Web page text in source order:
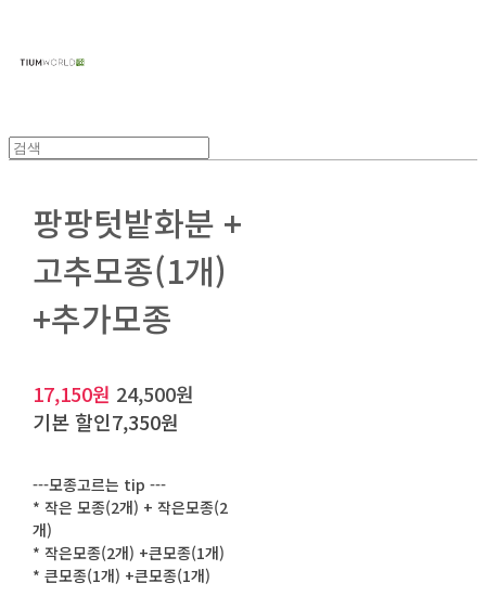
팡팡텃밭화분 +
고추모종(1개)
+추가모종
17,150원 24,500원
기본 할인7,350원
---모종고르는 tip ---
* 작은 모종(2개) + 작은모종(2
개)
* 작은모종(2개) +큰모종(1개)
* 큰모종(1개) +큰모종(1개)